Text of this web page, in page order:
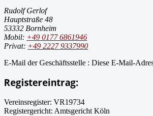
Rudolf Gerlof
Hauptstraße 48
53332 Bornheim
Mobil: +49 0177 6861946
Privat: +49 2227 9337990
E-Mail der Geschäftsstelle : Diese E-Mail-
Registereintrag:
Vereinsregister: VR19734
Registergericht: Amtsgericht Köln